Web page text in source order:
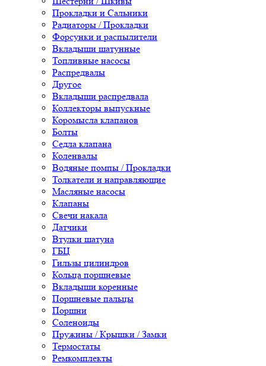
Прокладки и Сальники
Радиаторы / Прокладки
Форсунки и распылители
Вкладыши шатунные
Топливные насосы
Распредвалы
Другое
Вкладыши распредвала
Коллекторы выпускные
Коромысла клапанов
Болты
Седла клапана
Коленвалы
Водяные помпы / Прокладки
Толкатели и направляющие
Масляные насосы
Клапаны
Свечи накала
Датчики
Втулки шатуна
ГБЦ
Гильзы цилиндров
Кольца поршневые
Вкладыши коренные
Поршневые пальцы
Поршни
Соленоиды
Пружины / Крышки / Замки
Термостаты
Ремкомплекты